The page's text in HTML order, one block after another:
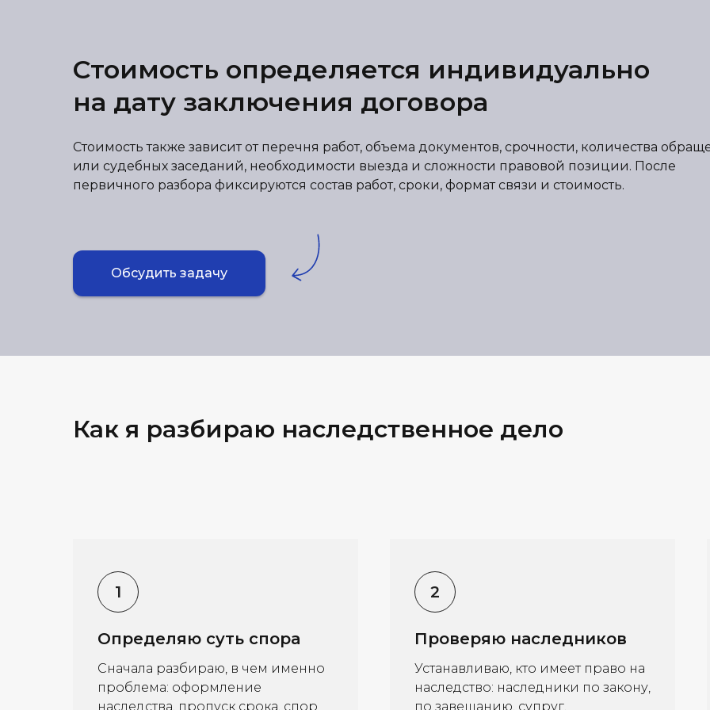
Стоимость определяется индивидуально
на дату заключения договора
Стоимость также зависит от перечня работ, объема документов, срочности, количества
или судебных заседаний, необходимости выезда и сложности правовой позиции. После
первичного разбора фиксируются состав работ, сроки, формат связи и стоимость.
Обсудить задачу
Как я разбираю наследственное дело
Определяю суть спора
Сначала разбираю, в чем именно
проблема: оформление
наследства, пропуск срока, спор
Проверяю наследников
Устанавливаю, кто имеет право на
наследство: наследники по закону,
по завещанию, супруг,